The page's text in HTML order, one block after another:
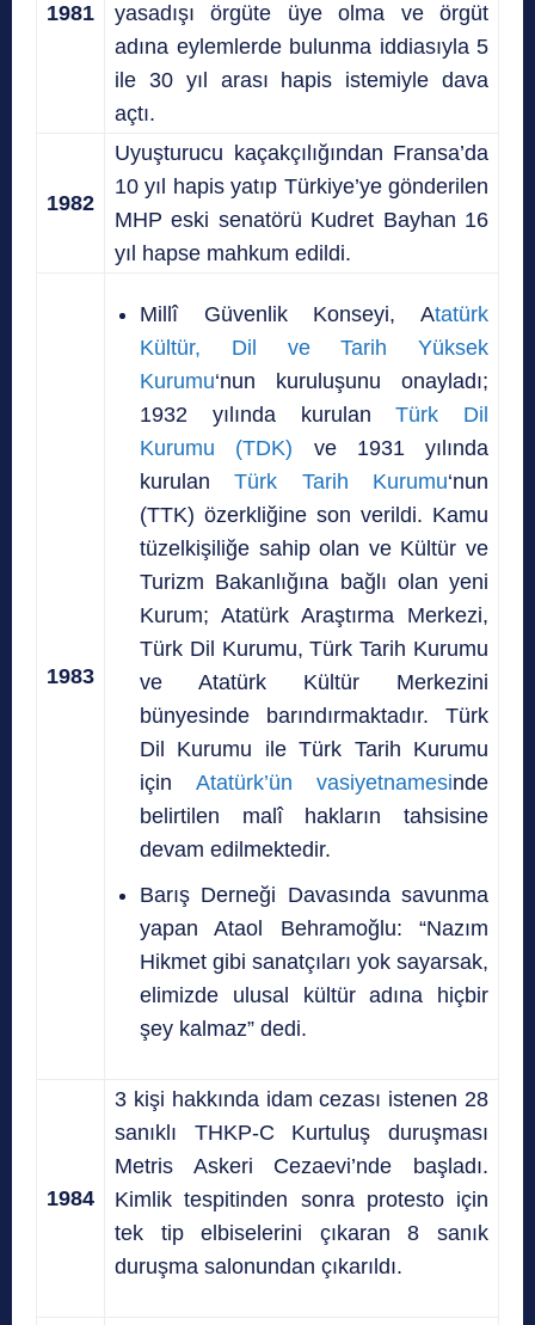
1981
yasadışı örgüte üye olma ve örgüt
adına eylemlerde bulunma iddiasıyla 5
ile 30 yıl arası hapis istemiyle dava
açtı.
1982
Uyuşturucu kaçakçılığından Fransa’da
10 yıl hapis yatıp Türkiye’ye gönderilen
MHP eski senatörü Kudret Bayhan 16
yıl hapse mahkum edildi.
1983
Millî Güvenlik Konseyi, Atatürk
Kültür, Dil ve Tarih Yüksek
Kurumu‘nun kuruluşunu onayladı;
1932 yılında kurulanTürk Dil
Kurumu (TDK) ve 1931 yılında
kurulanTürk Tarih Kurumu‘nun
(TTK) özerkliğine son verildi. Kamu
tüzelkişiliğe sahip olan ve Kültür ve
Turizm Bakanlığına bağlı olan yeni
Kurum; Atatürk Araştırma Merkezi,
Türk Dil Kurumu, Türk Tarih Kurumu
ve Atatürk Kültür Merkezini
bünyesinde barındırmaktadır. Türk
Dil Kurumu ile Türk Tarih Kurumu
için Atatürk’ün vasiyetnamesinde
belirtilen malî hakların tahsisine
devam edilmektedir.
Barış Derneği Davasında savunma
yapan Ataol Behramoğlu: “Nazım
Hikmet gibi sanatçıları yok sayarsak,
elimizde ulusal kültür adına hiçbir
şey kalmaz” dedi.
1984
3 kişi hakkında idam cezası istenen 28
sanıklı THKP-C Kurtuluş duruşması
Metris Askeri Cezaevi’nde başladı.
Kimlik tespitinden sonra protesto için
tek tip elbiselerini çıkaran 8 sanık
duruşma salonundan çıkarıldı.